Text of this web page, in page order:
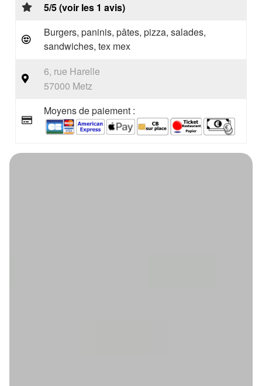
5/5 (voir les 1 avis)
Burgers, paninis, pâtes, pizza, salades,
sandwiches, tex mex
6, rue Harelle
57000 Metz
Moyens de paiement :